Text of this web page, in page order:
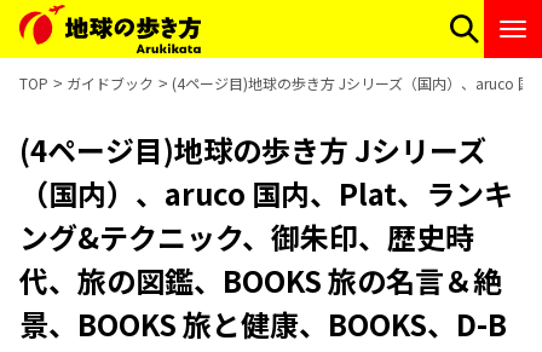
TOP ガイドブック (4ページ目)地球の歩き方 Jシリーズ（国内）、aruco
(4ページ目)地球の歩き方 Jシリーズ
（国内）、aruco 国内、Plat、ランキ
ング&テクニック、御朱印、歴史時
代、旅の図鑑、BOOKS 旅の名言＆絶
景、BOOKS 旅と健康、BOOKS、D-B